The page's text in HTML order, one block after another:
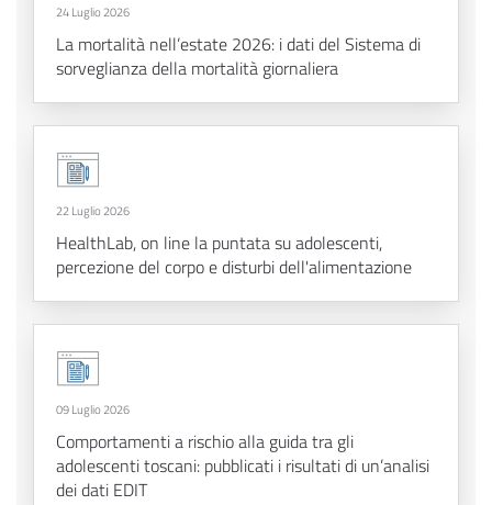
24 Luglio 2026
La mortalità nell’estate 2026: i dati del Sistema di
sorveglianza della mortalità giornaliera
22 Luglio 2026
HealthLab, on line la puntata su adolescenti,
percezione del corpo e disturbi dell'alimentazione
09 Luglio 2026
Comportamenti a rischio alla guida tra gli
adolescenti toscani: pubblicati i risultati di un’analisi
dei dati EDIT